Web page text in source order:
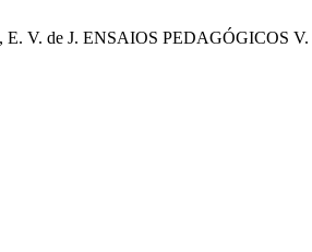
E. V. de J. ENSAIOS PEDAGÓGICOS